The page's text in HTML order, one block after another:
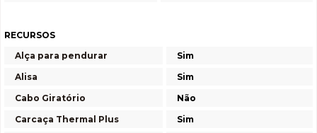
RECURSOS
Alça para pendurar
Sim
Alisa
Sim
Cabo Giratório
Não
Carcaça Thermal Plus
Sim